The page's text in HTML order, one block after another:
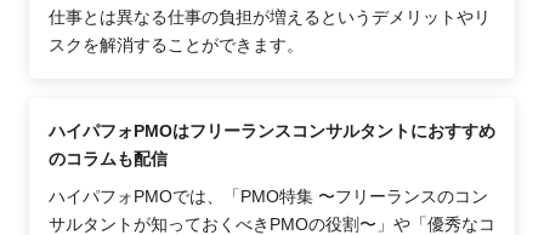
仕事とは異なる仕事の負担が増えるというデメリットやリ
スクを解消することができます。
ハイパフォPMOはフリーランスコンサルタントにおすすめ
のコラムも配信
ハイパフォPMOでは、「PMO特集 〜フリーランスのコン
サルタントが知っておくべきPMOの役割〜」や「優秀なコ